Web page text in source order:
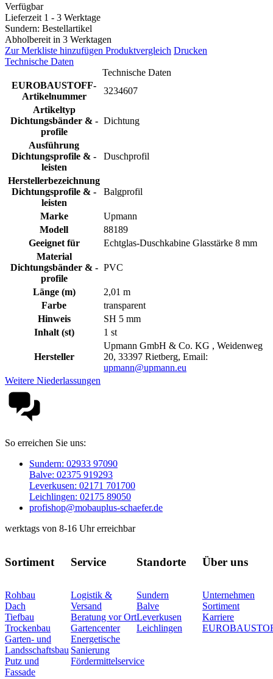
Verfügbar
Lieferzeit 1 - 3 Werktage
Sundern: Bestellartikel
Abholbereit in 3 Werktagen
Zur Merkliste hinzufügen Produktvergleich Drucken
Technische Daten
Technische Daten
EUROBAUSTOFF-
Artikelnummer
3234607
Artikeltyp
Dichtungsbänder & -
profile
Dichtung
Ausführung
Dichtungsprofile & -
leisten
Duschprofil
Herstellerbezeichnung
Dichtungsprofile & -
leisten
Balgprofil
Marke
Upmann
Modell
88189
Geeignet für
Echtglas-Duschkabine Glasstärke 8 mm
Material
Dichtungsbänder & -
profile
PVC
Länge (m)
2,01 m
Farbe
transparent
Hinweis
SH 5 mm
Inhalt (st)
1 st
Hersteller
Upmann GmbH & Co. KG , Weidenweg
20, 33397 Rietberg, Email:
upmann@upmann.eu
Weitere Niederlassungen
So erreichen Sie uns:
Sundern: 02933 97090
Balve: 02375 919293
Leverkusen: 02171 701700
Leichlingen: 02175 89050
profishop@mobauplus-schaefer.de
werktags von 8-16 Uhr erreichbar
Sortiment
Rohbau
Dach
Tiefbau
Trockenbau
Garten- und
Landsschaftsbau
Putz und
Fassade
Service
Logistik &
Versand
Beratung vor Ort
Gartencenter
Energetische
Sanierung
Fördermittelservice
Standorte
Sundern
Balve
Leverkusen
Leichlingen
Über uns
Unternehmen
Sortiment
Karriere